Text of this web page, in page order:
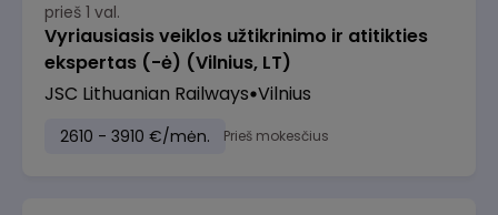
prieš 1 val.
Vyriausiasis veiklos užtikrinimo ir atitikties
ekspertas (-ė) (Vilnius, LT)
JSC Lithuanian Railways Vilnius
2610 - 3910 €/mėn. Prieš mokesčius